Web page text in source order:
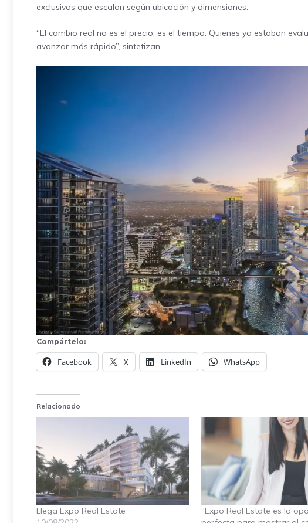
exclusivas que escalan según ubicación y dimensiones.
“El cambio real no es el precio, es el tiempo. Quienes ya estaban
avanzar más rápido”, sintetizan.
Compártelo:
Facebook X LinkedIn WhatsApp
Relacionado
Llega Expo Real Estate
“Expo Real Estate es la